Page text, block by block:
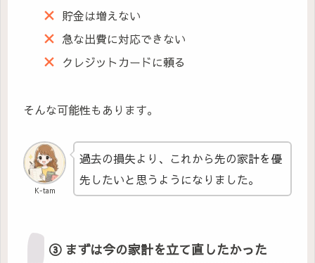
貯金は増えない
急な出費に対応できない
クレジットカードに頼る
そんな可能性もあります。
K-tam
過去の損失より、これから先の家計を優
先したいと思うようになりました。
③ まずは今の家計を立て直したかった